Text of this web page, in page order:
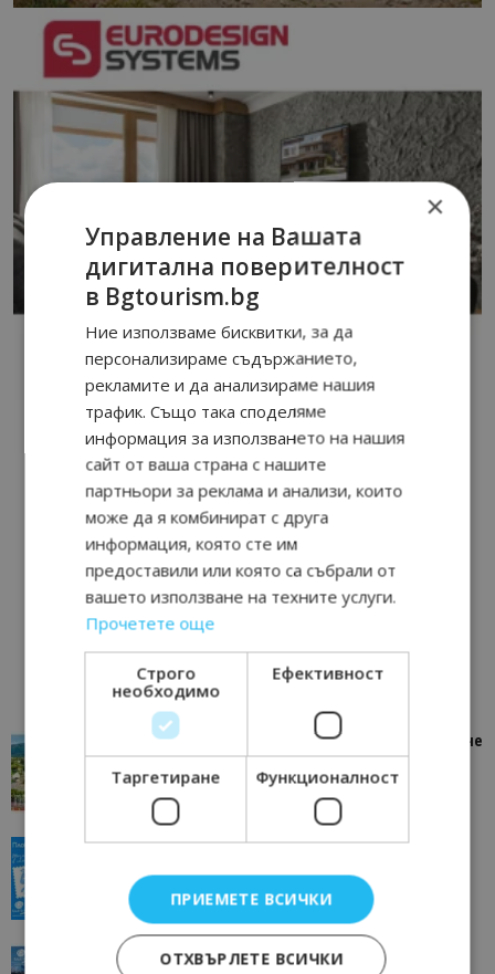
“Пощенска картичка от…”: Петрич – Изживяване
отвъд очакваното
Петрич 11/07/2026 11:22
“Пощенска картичка от…”: Пловдив, градът на
Пловдив 23/06/2026 10:00
“Пощенска картичка от…”: Перник – град на
×
Управление на Вашата
дигитална поверителност
в Bgtourism.bg
Ние използваме бисквитки, за да
персонализираме съдържанието,
рекламите и да анализираме нашия
трафик. Също така споделяме
информация за използването на нашия
сайт от ваша страна с нашите
партньори за реклама и анализи, които
може да я комбинират с друга
информация, която сте им
предоставили или която са събрали от
вашето използване на техните услуги.
Прочетете още
Строго
необходимо
Ефективност
Таргетиране Функционалност
ПРИЕМЕТЕ ВСИЧКИ
ОТХВЪРЛЕТЕ ВСИЧКИ